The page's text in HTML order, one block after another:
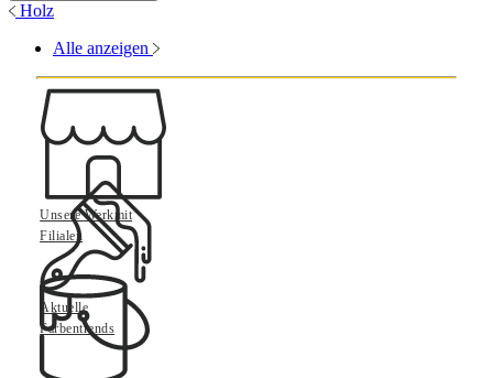
Holz
Alle anzeigen
Unsere Werkmit
Filialen
Aktuelle
Farbentrends